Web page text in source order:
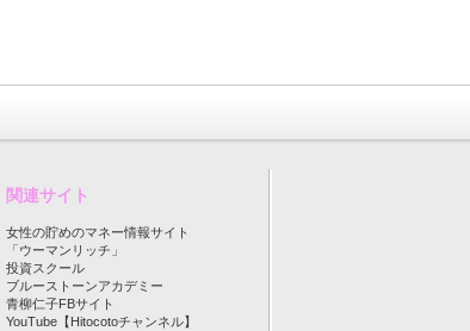
関連サイト
女性の貯めのマネー情報サイト
「ウーマンリッチ」
投資スクール
ブルーストーンアカデミー
青柳仁子FBサイト
YouTube【Hitocotoチャンネル】